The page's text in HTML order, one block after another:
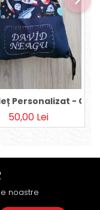
Personalizat -
50,00 Lei
noastre